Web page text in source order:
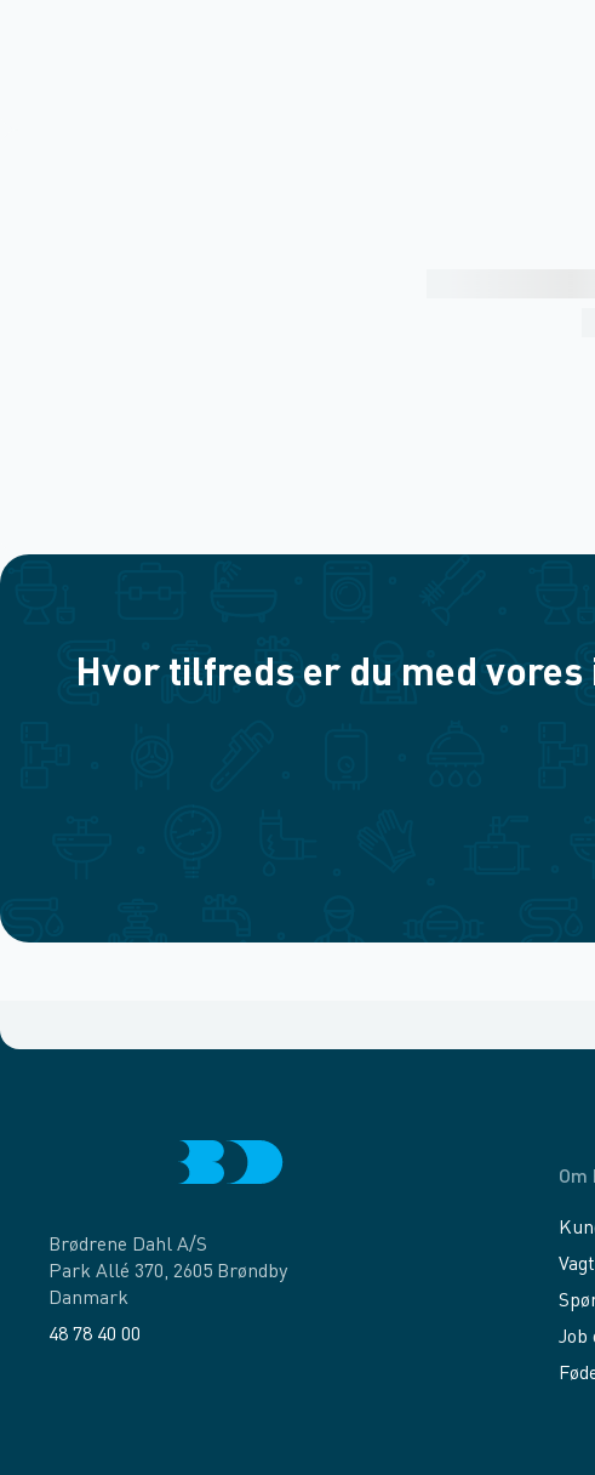
Hvor tilfreds er du med
Brødrene Dahl A/S
Park Allé 370, 2605 Brøndby
Danmark
48 78 40 00
Om
Job